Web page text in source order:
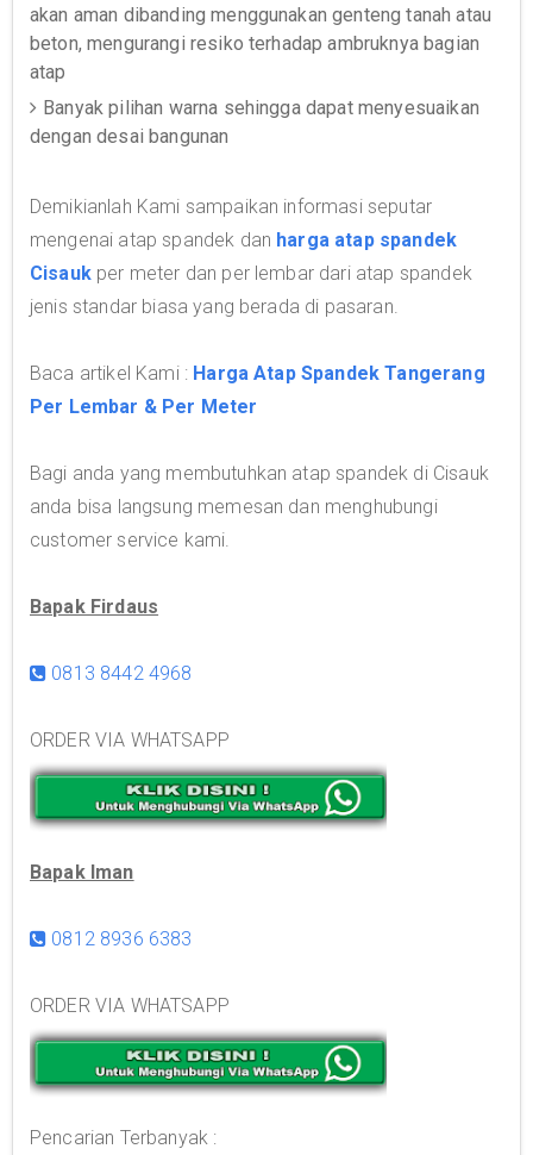
akan aman dibanding menggunakan genteng tanah atau
beton, mengurangi resiko terhadap ambruknya bagian
atap
Banyak pilihan warna sehingga dapat menyesuaikan
dengan desai bangunan
Demikianlah Kami sampaikan informasi seputar
mengenai atap spandek dan harga atap spandek
Cisaukper meter dan per lembar dari atap spandek
jenis standar biasa yang berada di pasaran.
Baca artikel Kami : Harga Atap Spandek Tangerang
Per Lembar & Per Meter
Bagi anda yang membutuhkan atap spandek di Cisauk
anda bisa langsung memesan dan menghubungi
customer service kami.
Bapak Firdaus
0813 8442 4968
ORDER VIA WHATSAPP
Bapak Iman
0812 8936 6383
ORDER VIA WHATSAPP
Pencarian Terbanyak :